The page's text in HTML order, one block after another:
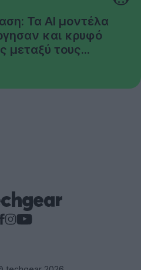
Τα AI μοντέλα
και κρυφό
μεταξύ τους...